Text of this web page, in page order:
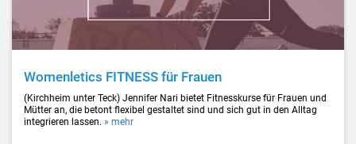
Womenletics FITNESS für Frauen
(Kirchheim unter Teck) Jennifer Nari bietet Fitnesskurse für Frauen und
Mütter an, die betont flexibel gestaltet sind und sich gut in den Alltag
integrieren lassen. » mehr